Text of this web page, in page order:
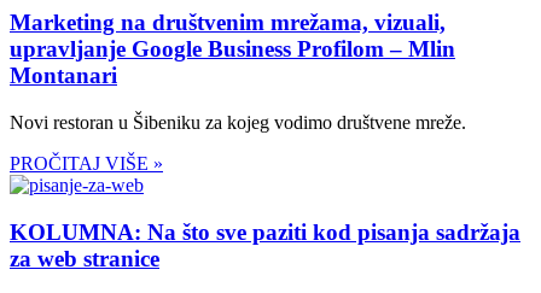
Marketing na društvenim mrežama, vizuali,
upravljanje Google Business Profilom – Mlin
Montanari
Novi restoran u Šibeniku za kojeg vodimo društvene mreže.
PROČITAJ VIŠE »
KOLUMNA: Na što sve paziti kod pisanja sadržaja
za web stranice